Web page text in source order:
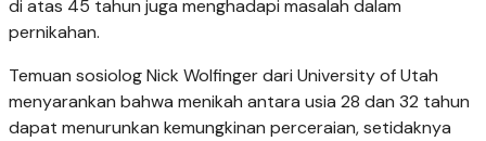
di atas 45 tahun juga menghadapi masalah dalam
pernikahan.
Temuan sosiolog Nick Wolfinger dari University of Utah
menyarankan bahwa menikah antara usia 28 dan 32 tahun
dapat menurunkan kemungkinan perceraian, setidaknya